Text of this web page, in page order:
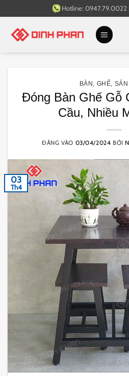
qua
Hotline: 0947.79.0022
BÀN GHẾ SẢN
Đóng Bàn Ghế Gỗ
Cầu, Nhiều
ĐĂNG VÀO 03/04/2024 BỞI
03
Th4